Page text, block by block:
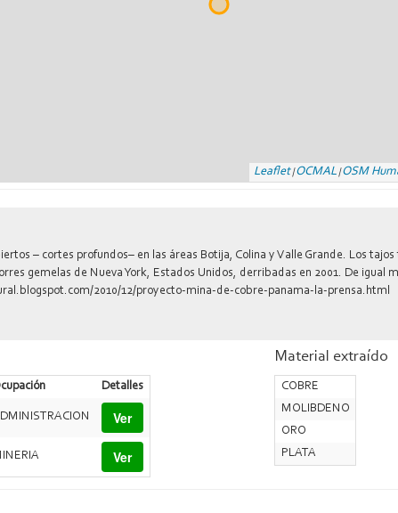
Leaflet|OCMAL |OSM
– cortes profundos– en las áreas Botija, Colina y Valle Grande. Los
gemelas de Nueva York, Estados Unidos, derribadas en 2001. De
2010/12/proyecto-mina-de-cobre-panama-la-prensa.html
Detalles
Ver
Ver
Material extraído
COBRE
MOLIBDENO
ORO
PLATA